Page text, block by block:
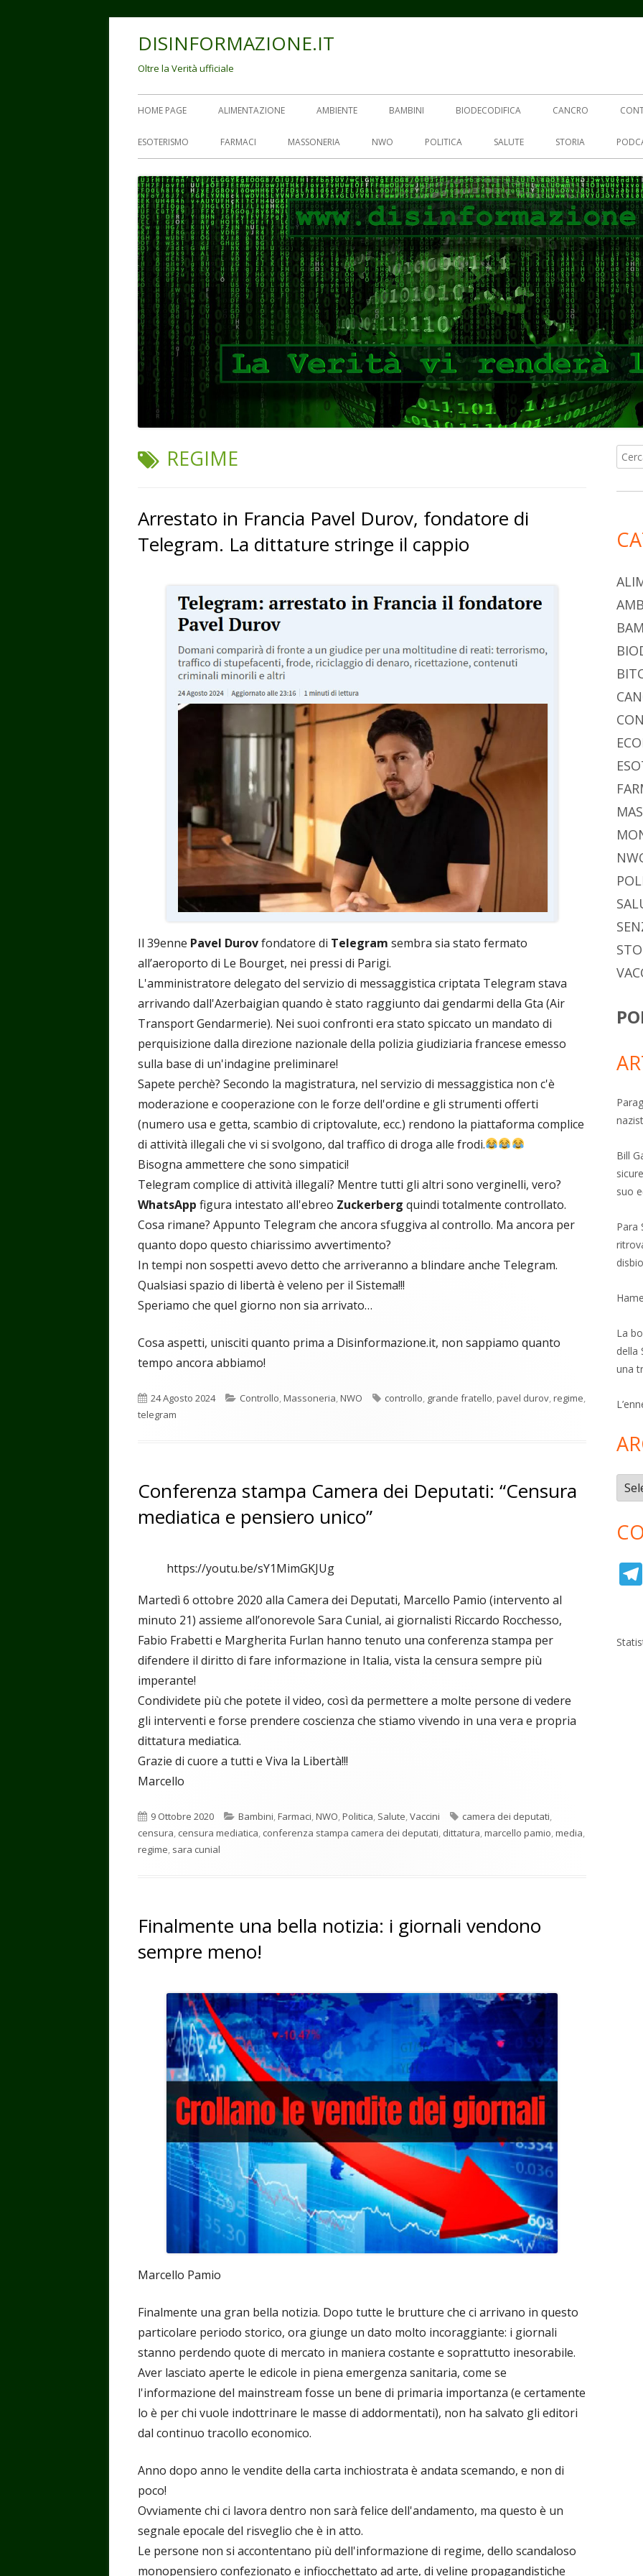
DISINFORMAZIONE.IT
Oltre la Verità ufficiale
Menu
principale
HOME PAGE ALIMENTAZIONE AMBIENTE BAMBINI BIODECODIFICA CANCRO
ESOTERISMO FARMACI MASSONERIA NWO POLITICA SALUTE STORIA
TAG:
REGIME
Arrestato in Francia Pavel Durov, fondatore di
Telegram. La dittature stringe il cappio
Il 39enne Pavel Durovfondatore di Telegram sembra sia stato fermato
all’aeroporto di Le Bourget, nei pressi di Parigi.
L'amministratore delegato del servizio di messaggistica criptata Telegram stava
arrivando dall'Azerbaigian quando è stato raggiunto dai gendarmi della Gta (Air
Transport Gendarmerie). Nei suoi confronti era stato spiccato un mandato di
perquisizione dalla direzione nazionale della polizia giudiziaria francese emesso
sulla base di un'indagine preliminare!
Sapete perchè? Secondo la magistratura, nel servizio di messaggistica non c'è
moderazione e cooperazione con le forze dell'ordine e gli strumenti offerti
(numero usa e getta, scambio di criptovalute, ecc.) rendono la piattaforma complice
di attività illegali che vi si svolgono, dal traffico di droga alle frodi.
Bisogna ammettere che sono simpatici!
Telegram complice di attività illegali? Mentre tutti gli altri sono verginelli, vero?
WhatsApp figura intestato all'ebreo Zuckerberg quindi totalmente controllato.
Cosa rimane? Appunto Telegram che ancora sfuggiva al controllo. Ma ancora per
quanto dopo questo chiarissimo avvertimento?
In tempi non sospetti avevo detto che arriveranno a blindare anche Telegram.
Qualsiasi spazio di libertà è veleno per il Sistema!!!
Speriamo che quel giorno non sia arrivato…
Cosa aspetti, unisciti quanto prima a Disinformazione.it, non sappiamo quanto
tempo ancora abbiamo!
Pubblicato
24 Agosto 2024 Categorie
Controllo,Massoneria,NWO Tag
controllo, grande fratello,pavel durov,regime,
telegram
Conferenza stampa Camera dei Deputati: “Censura
mediatica e pensiero unico”
https://youtu.be/sY1MimGKJUg
Martedì 6 ottobre 2020 alla Camera dei Deputati, Marcello Pamio (intervento al
minuto 21) assieme all’onorevole Sara Cunial, ai giornalisti Riccardo Rocchesso,
Fabio Frabetti e Margherita Furlan hanno tenuto una conferenza stampa per
difendere il diritto di fare informazione in Italia, vista la censura sempre più
imperante!
Condividete più che potete il video, così da permettere a molte persone di vedere
gli interventi e forse prendere coscienza che stiamo vivendo in una vera e propria
dittatura mediatica.
Grazie di cuore a tutti e Viva la Libertà!!!
Marcello
Pubblicato
9 Ottobre 2020 Categorie
Bambini,Farmaci,NWO,Politica, Salute,Vaccini Tag
camera dei deputati,
censura, censura mediatica, conferenza stampa camera dei deputati, dittatura,marcello pamio,media,
regime, sara cunial
Finalmente una bella notizia: i giornali vendono
sempre meno!
Marcello Pamio
Finalmente una gran bella notizia. Dopo tutte le brutture che ci arrivano in questo
particolare periodo storico, ora giunge un dato molto incoraggiante: i giornali
stanno perdendo quote di mercato in maniera costante e soprattutto inesorabile.
Aver lasciato aperte le edicole in piena emergenza sanitaria, come se
l'informazione del mainstream fosse un bene di primaria importanza (e certamente
lo è per chi vuole indottrinare le masse di addormentati), non ha salvato gli editori
dal continuo tracollo economico.
Anno dopo anno le vendite della carta inchiostrata è andata scemando, e non di
poco!
Ovviamente chi ci lavora dentro non sarà felice dell'andamento, ma questo è un
segnale epocale del risveglio che è in atto.
Le persone non si accontentano più dell'informazione di regime, dello scandaloso
monopensiero confezionato e infiocchettato ad arte, di veline propagandistiche
per:
Bill
suo
Para
La
della
una